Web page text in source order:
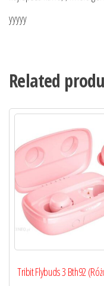
yyyyy
Related
Tribit Flybuds 3 Bth92